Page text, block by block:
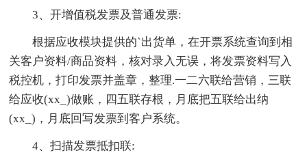
3、开增值税发票及普通发票:
根据应收模块提供的`出货单，在开票系统查询到相
关客户资料/商品资料，核对录入无误，将发票资料写入
税控机，打印发票并盖章，整理.一二六联给营销，三联
给应收(xx_)做账，四五联存根，月底把五联给出纳
(xx_)，月底回写发票到客户系统。
4、扫描发票抵扣联: